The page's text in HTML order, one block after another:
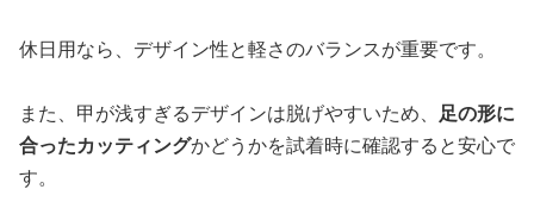
休日用なら、デザイン性と軽さのバランスが重要です。
また、甲が浅すぎるデザインは脱げやすいため、 足の形に
合ったカッティングかどうかを試着時に確認すると安心で
す。